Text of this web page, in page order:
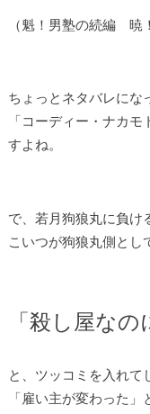
（魁！男塾の続編 暁
ちょっとネタバレにな
「コーディー・ナカ
すよね。
で、若月狗狼丸に負け
こいつが狗狼丸側とし
「殺し屋なの
と、ツッコミを入れて
「雇い主が変わった